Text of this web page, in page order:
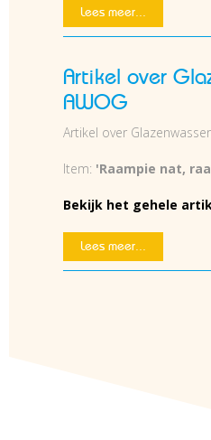
Lees meer...
Artikel over
AWOG
Artikel over
Item: 'Raampie nat,
Bekijk het gehele
Lees meer...